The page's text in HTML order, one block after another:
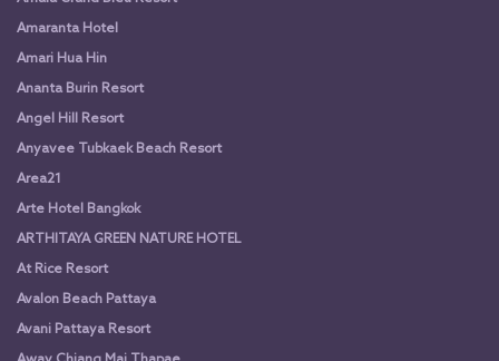
Amaranta Hotel
Amari Hua Hin
Ananta Burin Resort
Angel Hill Resort
Anyavee Tubkaek Beach Resort
Area21
Arte Hotel Bangkok
ARTHITAYA GREEN NATURE HOTEL
At Rice Resort
Avalon Beach Pattaya
Avani Pattaya Resort